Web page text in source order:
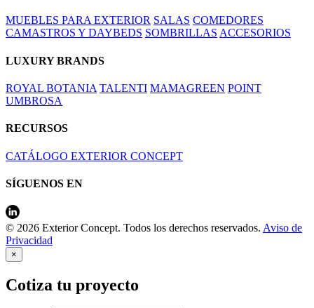
MUEBLES PARA EXTERIOR SALAS COMEDORES
CAMASTROS Y DAYBEDS SOMBRILLAS ACCESORIOS
LUXURY BRANDS
ROYAL BOTANIA TALENTI MAMAGREEN POINT
UMBROSA
RECURSOS
CATÁLOGO EXTERIOR CONCEPT
SÍGUENOS EN
© 2026 Exterior Concept. Todos los derechos reservados. Aviso de
Privacidad
×
Cotiza tu proyecto